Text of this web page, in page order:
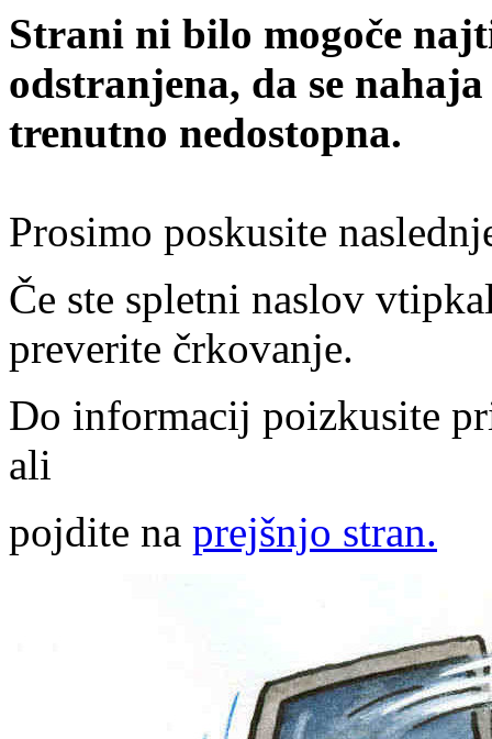
Strani ni bilo mogoče
odstranjena, da se
trenutno nedostopna.
Prosimo poskusite
Če ste spletni naslov
preverite črkovanje.
Do informacij poizkusite
ali
pojdite na prejšnjo stran.